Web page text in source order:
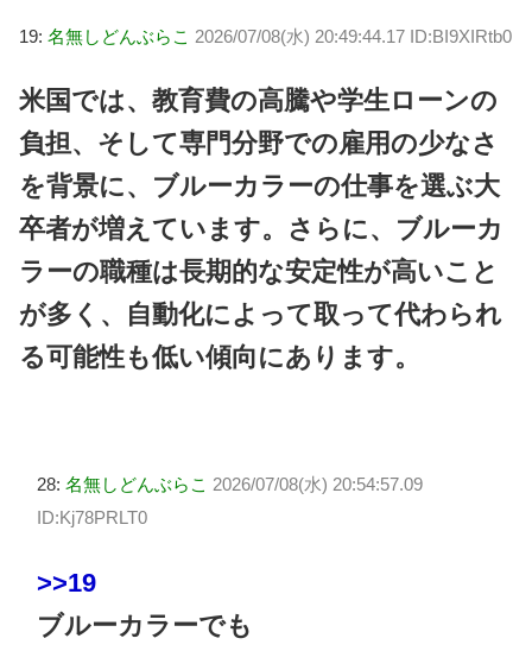
19: 名無しどんぶらこ 2026/07/08(水) 20:49:44.17 ID:BI9XIRtb0
米国では、教育費の高騰や学生ローンの
負担、そして専門分野での雇用の少なさ
を背景に、ブルーカラーの仕事を選ぶ大
卒者が増えています。さらに、ブルーカ
ラーの職種は長期的な安定性が高いこと
が多く、自動化によって取って代わられ
る可能性も低い傾向にあります。
28: 名無しどんぶらこ 2026/07/08(水) 20:54:57.09
ID:Kj78PRLT0
>>19
ブルーカラーでも